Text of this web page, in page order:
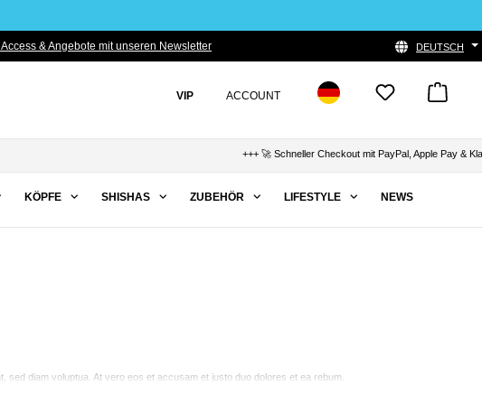
Access & Angebote mit unseren Newsletter DEUTSCH
VIP ACCOUNT
+++ 🚀 Schneller Checkout mit PayPal, Apple Pay &
KÖPFE SHISHAS ZUBEHÖR LIFESTYLE NEWS
diam voluptua. At vero eos et accusam et justo duo dolores et ea rebum.